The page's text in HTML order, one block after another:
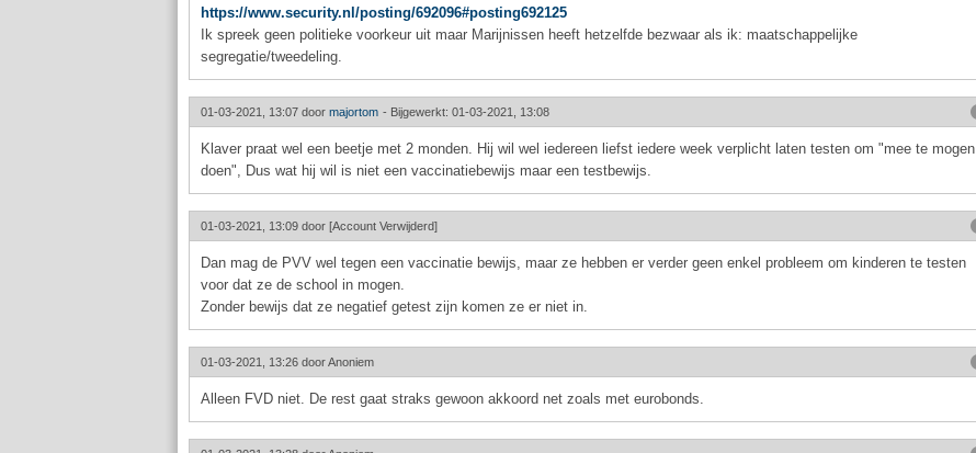
https://www.security.nl/posting/692096#posting692125
Ik spreek geen politieke voorkeur uit maar Marijnissen heeft hetzelfde bezwaar als ik: maatschappelijke
segregatie/tweedeling.
01-03-2021, 13:07 door majortom - Bijgewerkt: 01-03-2021, 13:08
Klaver praat wel een beetje met 2 monden. Hij wil wel iedereen liefst iedere week verplicht laten testen om "mee te mogen
doen", Dus wat hij wil is niet een vaccinatiebewijs maar een testbewijs.
01-03-2021, 13:09 door [Account Verwijderd]
Dan mag de PVV wel tegen een vaccinatie bewijs, maar ze hebben er verder geen enkel probleem om kinderen te testen
voor dat ze de school in mogen.
Zonder bewijs dat ze negatief getest zijn komen ze er niet in.
01-03-2021, 13:26 doorAnoniem
Alleen FVD niet. De rest gaat straks gewoon akkoord net zoals met eurobonds.